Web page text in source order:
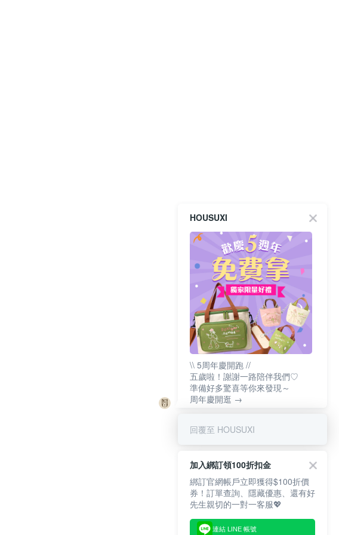
HOUSUXI
\\ 5周年慶開跑 //
五歲啦！謝謝一路陪伴我們♡
準備好多驚喜等你來發現～
周年慶開逛 →
回覆至 HOUSUXI
加入綁訂領100折扣金
綁訂官網帳戶立即獲得$100折價
券！訂單查詢、隱藏優惠、還有好
先生親切的一對一客服💖
連結 LINE 帳號